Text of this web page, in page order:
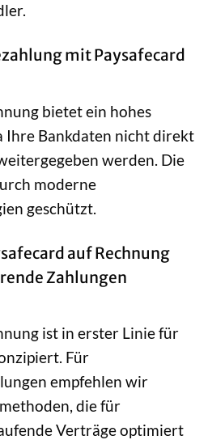
mit Paysafecard
bietet ein hohes
Ihre Bankdaten nicht direkt
werden. Die
moderne
geschützt.
auf Rechnung
Zahlungen
ist in erster Linie für
Für
empfehlen wir
die für
Verträge optimiert